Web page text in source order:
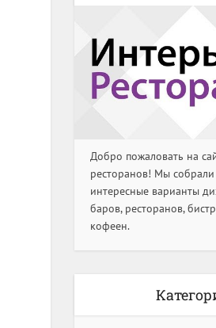
Добро пожаловать на
ресторанов! Мы
интересные варианты
баров, ресторанов,
кофеен.